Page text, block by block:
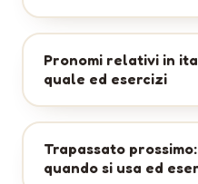
Pronomi relativi in
quale ed esercizi
Trapassato
quando si usa ed